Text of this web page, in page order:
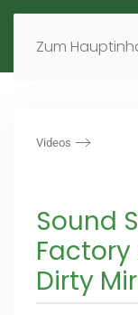
Zum EN
Videos
Sound
Dirty